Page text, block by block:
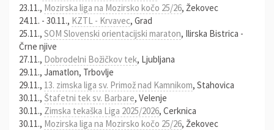
23.11., Mozirska liga na Mozirsko kočo 25/26, Žekovec
24.11. - 30.11., KZTL - Krvavec, Grad
25.11., SOM Slovenski orientacijski maraton, Ilirska Bistrica -
Črne njive
27.11., Dobrodelni Božičkov tek, Ljubljana
29.11., Jamatlon, Trbovlje
29.11., 13. zimska liga sv. Primož nad Kamnikom, Stahovica
30.11., Štafetni tek sv. Barbare, Velenje
30.11., Zimska tekaška Liga 2025/2026, Cerknica
30.11., Mozirska liga na Mozirsko kočo 25/26, Žekovec